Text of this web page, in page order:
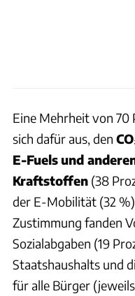
Eine Mehrheit von 70
sich dafür aus, den
E-Fuelsund
Kraftstoffen (38
der E-Mobilität (32
Zustimmung fanden
Sozialabgaben (19
Staatshaushalts und
für alle Bürger